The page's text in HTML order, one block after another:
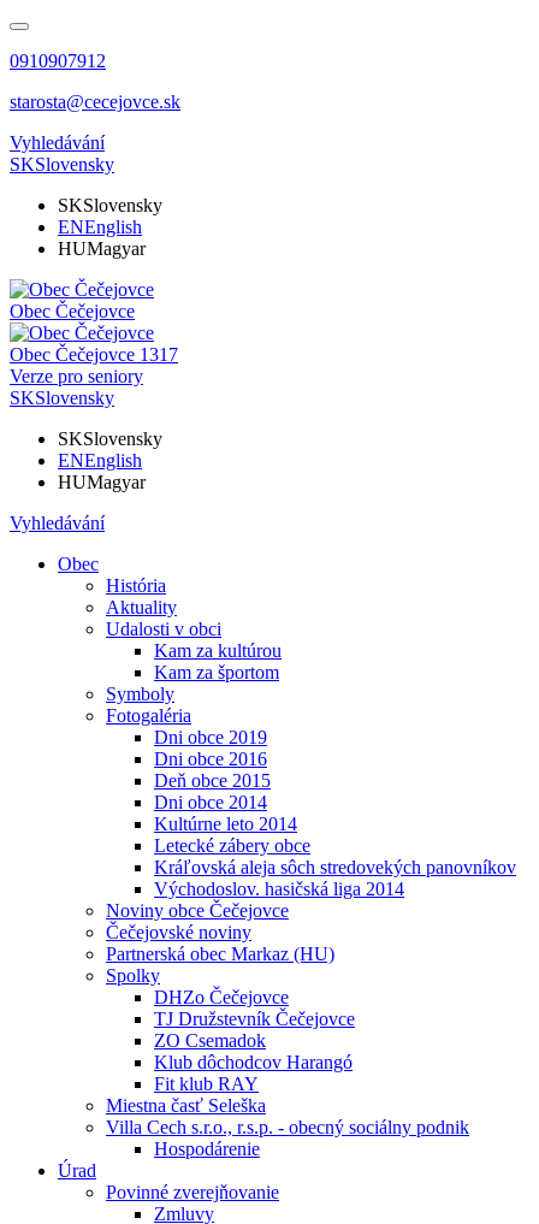
0910907912
starosta@cecejovce.sk
Vyhledávání
SKSlovensky
SKSlovensky
ENEnglish
HUMagyar
Obec Čečejovce
Obec Čečejovce 1317
Verze pro seniory
SKSlovensky
SKSlovensky
ENEnglish
HUMagyar
Vyhledávání
Obec
História
Aktuality
Udalosti v obci
Kam za kultúrou
Kam za športom
Symboly
Fotogaléria
Dni obce 2019
Dni obce 2016
Deň obce 2015
Dni obce 2014
Kultúrne leto 2014
Letecké zábery obce
Kráľovská aleja sôch stredovekých panovníkov
Východoslov. hasičská liga 2014
Noviny obce Čečejovce
Čečejovské noviny
Partnerská obec Markaz (HU)
Spolky
DHZo Čečejovce
TJ Družstevník Čečejovce
ZO Csemadok
Klub dôchodcov Harangó
Fit klub RAY
Miestna časť Seleška
Villa Cech s.r.o., r.s.p. - obecný sociálny podnik
Hospodárenie
Úrad
Povinné zverejňovanie
Zmluvy